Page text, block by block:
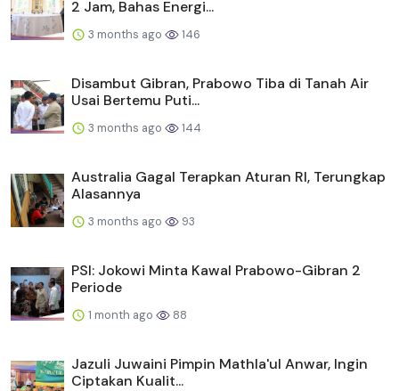
2 Jam, Bahas Energi...
3 months ago 146
Disambut Gibran, Prabowo Tiba di Tanah Air
Usai Bertemu Puti...
3 months ago 144
Australia Gagal Terapkan Aturan RI, Terungkap
Alasannya
3 months ago 93
PSI: Jokowi Minta Kawal Prabowo-Gibran 2
Periode
1 month ago 88
Jazuli Juwaini Pimpin Mathla'ul Anwar, Ingin
Ciptakan Kualit...